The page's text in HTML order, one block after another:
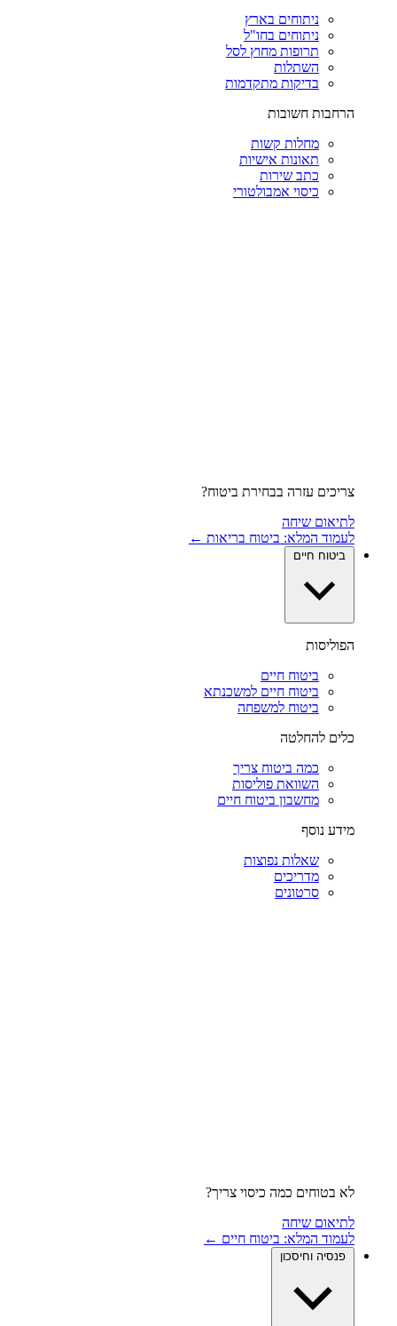
ניתוחים בארץ
ניתוחים בחו"ל
תרופות מחוץ לסל
השתלות
בדיקות מתקדמות
הרחבות חשובות
מחלות קשות
תאונות אישיות
כתב שירות
כיסוי אמבולטורי
צריכים עזרה בבחירת ביטוח?
לתיאום שיחה
לעמוד המלא: ביטוח בריאות ←
ביטוח חיים
הפוליסות
ביטוח חיים
ביטוח חיים למשכנתא
ביטוח למשפחה
כלים להחלטה
כמה ביטוח צריך
השוואת פוליסות
מחשבון ביטוח חיים
מידע נוסף
שאלות נפוצות
מדריכים
סרטונים
לא בטוחים כמה כיסוי צריך?
לתיאום שיחה
לעמוד המלא: ביטוח חיים ←
פנסיה וחיסכון